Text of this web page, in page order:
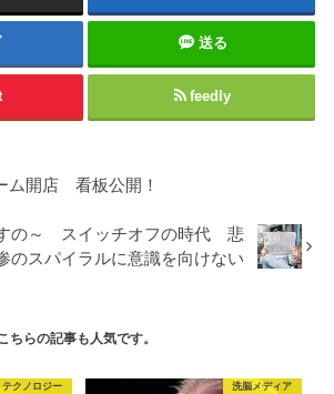
送る
feedly
ム開店 看板公開！
の～ スイッチオフの時代 悲
のスパイラルに意識を向けない
ちらの記事も人気です。
テクノロジー 洗脳メディア